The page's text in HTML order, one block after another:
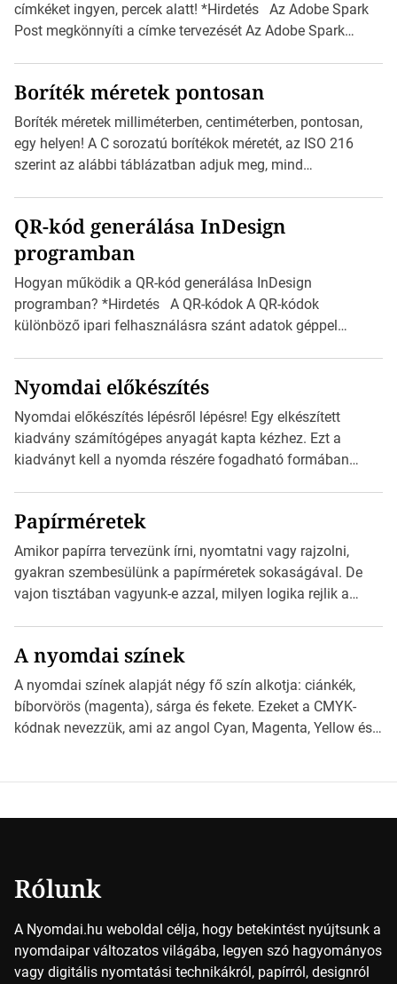
címkéket ingyen, percek alatt! *Hirdetés Az Adobe Spark
Post megkönnyíti a címke tervezését Az Adobe Spark
igazán foroghatnak a kreatív fogaskerekek, miközben
zajlik a saját címke készítése. Hogyan készítsünk címkét?
Válasszon méretet és alakot: Válassza ki a kívánt címke
méretét. Akár néhány […]
Boríték méretek pontosan
Boríték méretek milliméterben, centiméterben, pontosan,
egy helyen! A C sorozatú borítékok méretét, az ISO 216
szerint az alábbi táblázatban adjuk meg, mind
mutatja az A4-es papírlaphoz viszonyítva. Az amerikai és
észak-amerikai boríték méretére az ISO 216 nem
vonatkozik. Boríték méretének táblázata C0-tól […]
QR-kód generálása InDesign
programban
Hogyan működik a QR-kód generálása InDesign
programban? *Hirdetés A QR-kódok A QR-kódok
különböző ipari felhasználásra szánt adatok géppel
okostelefonjára telepíthet egy QR-kód-leolvasó
alkalmazást, ami leolvasni és dekódolni képes az URL-
információt és átirányítja a telefon böngészőjét a cég
weblapjára. A QR-kód beolvasása után a felhasználó
Nyomdai előkészítés
Nyomdai előkészítés lépésről lépésre! Egy elkészített
kiadvány számítógépes anyagát kapta kézhez. Ezt a
kiadványt kell a nyomda részére fogadható formában
Illustratorban készült vektorgrafika. *Hirdetés Minden
esetben konzultáljunk a nyomdával, mielőtt elkezdjük a
nyomdai előkészítést!Nehogy az elkészült munka után
derüljön ki, hogy valamit másképp kellett volna csinálni! […]
Papírméretek
Amikor papírra tervezünk írni, nyomtatni vagy rajzolni,
gyakran szembesülünk a papírméretek sokaságával. De
vajon tisztában vagyunk-e azzal, milyen logika rejlik a
*Hirdetés Ebben a cikkben a papírméretek izgalmas
világába kalauzolunk el téged, hogy jobban megértsd,
milyen szempontok alapján érdemes választanod a
jövőben. Bevezetés a papírméretek világába A […]
A nyomdai színek
A nyomdai színek alapját négy fő szín alkotja: ciánkék,
bíborvörös (magenta), sárga és fekete. Ezeket a CMYK-
kódnak nevezzük, ami az angol Cyan, Magenta, Yellow és
Rólunk
A Nyomdai.hu weboldal célja, hogy betekintést nyújtsunk a
nyomdaipar változatos világába, legyen szó hagyományos
vagy digitális nyomtatási technikákról, papírról, designról